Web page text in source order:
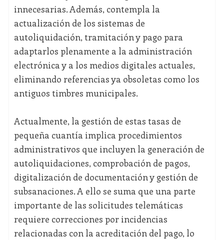
innecesarias. Además, contempla la
actualización de los sistemas de
autoliquidación, tramitación y pago para
adaptarlos plenamente a la administración
electrónica y a los medios digitales actuales,
eliminando referencias ya obsoletas como los
antiguos timbres municipales.
Actualmente, la gestión de estas tasas de
pequeña cuantía implica procedimientos
administrativos que incluyen la generación de
autoliquidaciones, comprobación de pagos,
digitalización de documentación y gestión de
subsanaciones. A ello se suma que una parte
importante de las solicitudes telemáticas
requiere correcciones por incidencias
relacionadas con la acreditación del pago, lo